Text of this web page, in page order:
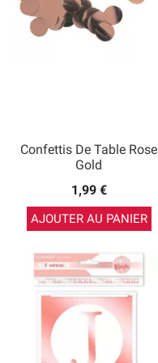
Confettis De Table Rose
Gold
1,99 €
AJOUTER AU PANIER